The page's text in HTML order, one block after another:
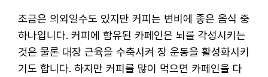
조금은 의외일수도 있지만 커피는 변비에 좋은 음식 중
하나입니다. 커피에 함유된 카페인은 뇌를 각성시키는
것은 물론 대장 근육을 수축시켜 장 운동을 활성화시키
기도 합니다. 하지만 커피를 많이 먹으면 카페인을 다